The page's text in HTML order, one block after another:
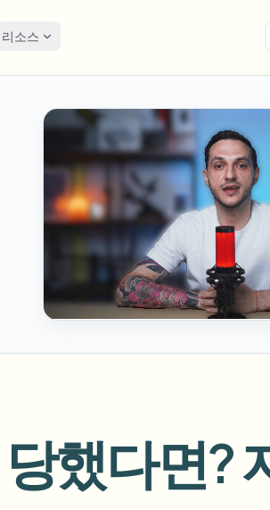
리소스
in photos
익명화 도구
masking
Face swap
얼굴 교
Swap
얼굴 교
Swap
AI
Remove
BETA
호판 블러
랙박스 및 주차장 대규모 처리
, 정책 및 검토
and image editing tools
workflow or use case
화면 녹화 블러
Tutorials & demo redaction
GDPR 준수 블러
Privacy-compliant redaction
거리 인터뷰 블러
Bystander & face privacy
게임 및 스트림 블러
했다면?